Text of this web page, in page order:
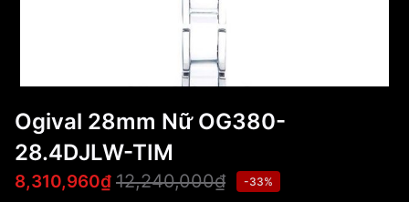
Ogival 28mm Nữ OG380-
28.4DJLW-TIM
8,310,960₫ 12,240,000₫ -33%